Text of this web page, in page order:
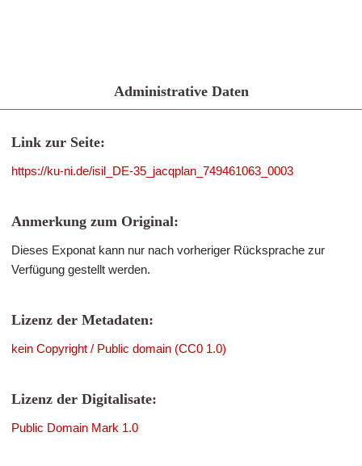
Administrative Daten
Link zur Seite:
https://ku-ni.de/isil_DE-35_jacqplan_749461063_0003
Anmerkung zum Original:
Dieses Exponat kann nur nach vorheriger Rücksprache zur
Verfügung gestellt werden.
Lizenz der Metadaten:
kein Copyright / Public domain (CC0 1.0)
Lizenz der Digitalisate:
Public Domain Mark 1.0